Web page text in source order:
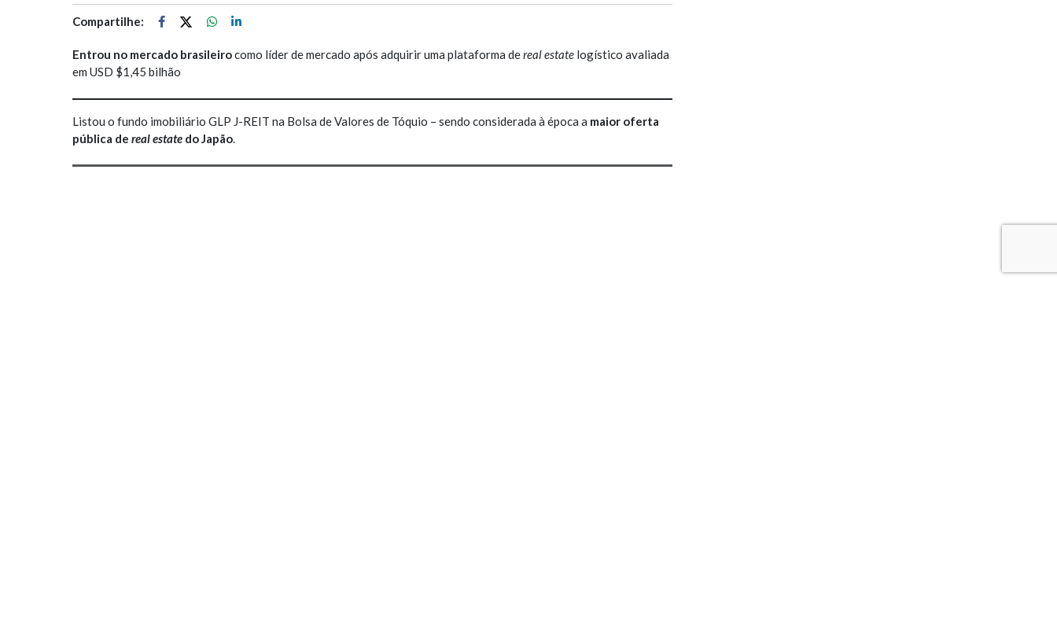
Compartilhe:
Entrou no mercado brasileirocomo líder de mercado após adquirir uma plataforma dereal estate logístico avaliada
em USD $1,45 bilhão
Listou o fundo imobiliário GLP J-REIT na Bolsa de Valores de Tóquio – sendo considerada à época a maior oferta
pública de real estate do Japão.